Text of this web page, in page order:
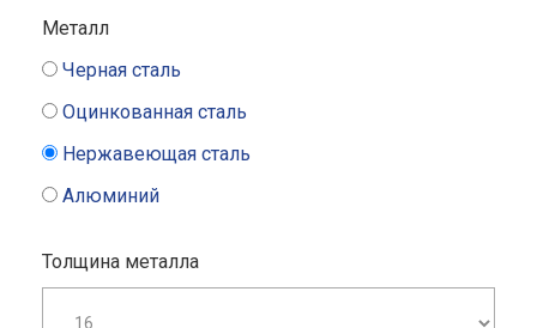
Металл
Черная сталь
Оцинкованная сталь
Нержавеющая сталь
Алюминий
Толщина металла